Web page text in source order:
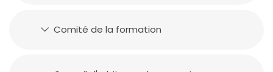
Comité de la formation